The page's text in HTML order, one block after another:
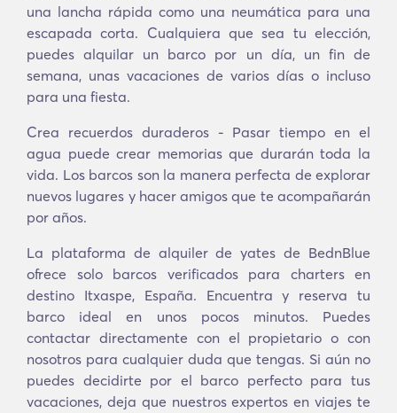
una lancha rápida como una neumática para una
escapada corta. Cualquiera que sea tu elección,
puedes alquilar un barco por un día, un fin de
semana, unas vacaciones de varios días o incluso
para una fiesta.
Crea recuerdos duraderos - Pasar tiempo en el
agua puede crear memorias que durarán toda la
vida. Los barcos son la manera perfecta de explorar
nuevos lugares y hacer amigos que te acompañarán
por años.
La plataforma de alquiler de yates de BednBlue
ofrece solo barcos verificados para charters en
destino Itxaspe, España. Encuentra y reserva tu
barco ideal en unos pocos minutos. Puedes
contactar directamente con el propietario o con
nosotros para cualquier duda que tengas. Si aún no
puedes decidirte por el barco perfecto para tus
vacaciones, deja que nuestros expertos en viajes te